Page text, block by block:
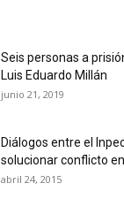
Seis personas a
Luis Eduardo Millán
junio 21, 2019
Diálogos entre el
solucionar conflicto en
abril 24, 2015